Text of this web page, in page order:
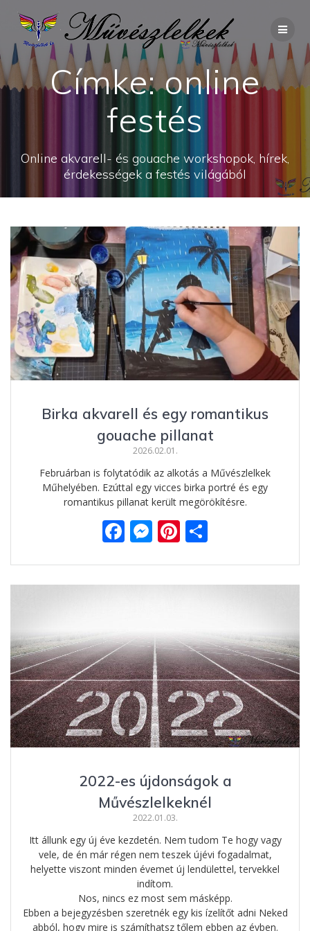
content
Címke:online
festés
Online akvarell- és gouache workshopok, hírek,
érdekességek a festés világából
Birka akvarell és egy romantikus
gouache pillanat
2026.02.01.
Februárban is folytatódik az alkotás a Művészlelkek
Műhelyében. Ezúttal egy vicces birka portré és egy
romantikus pillanat került megörökítésre.
F
e
o
k
M
ss
g
er
Pi
er za
g
2022-es újdonságok a
Művészlelkeknél
2022.01.03.
Itt állunk egy új éve kezdetén. Nem tudom Te hogy vagy
vele, de én már régen nem teszek újévi fogadalmat,
helyette viszont minden évemet új lendülettel, tervekkel
indítom.
Nos, nincs ez most sem másképp.
Ebben a bejegyzésben szeretnék egy kis ízelítőt adni Neked
abból, hogy mire is számíthatsz tőlem ebben az évben.